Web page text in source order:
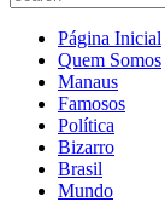
Página Inicial
Quem Somos
Manaus
Famosos
Política
Bizarro
Brasil
Mundo